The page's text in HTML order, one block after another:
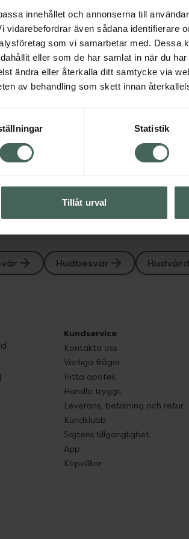
innehållet och annonserna till
även sådana identifierare
som vi samarbetar med. Dessa
eller som de har samlat in när du
ändra eller återkalla ditt samtycke via
av behandling som skett innan
Statistik
Tillåt urval
Peggy World
Hydrocolloid
Patches
Finnplåster 24
Pris
128
Köp båda för
207 kr
Visa
Hudbesvär Hudvård
Kundservice
Kontakta oss
Vanliga frågor
Hitta apotek
Handla tryggt
Leverans, betalning och retur
Kundklubb
Sajtens tillgänglighet
App
Köpvillkor